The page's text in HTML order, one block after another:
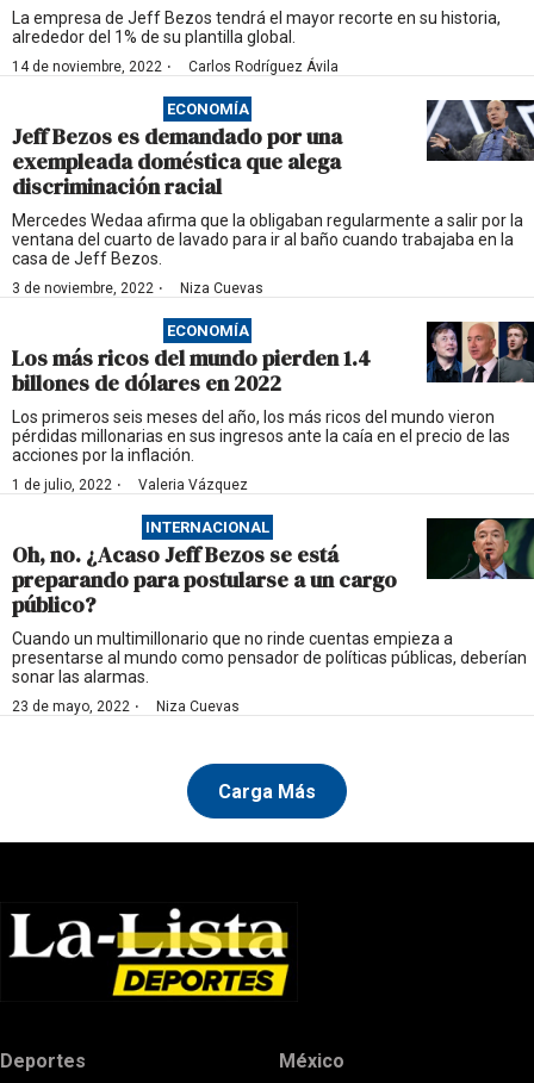
La empresa de Jeff Bezos tendrá el mayor recorte en su historia,
alrededor del 1% de su plantilla global.
14 de noviembre, 2022 · Carlos Rodríguez Ávila
ECONOMÍA
Jeff Bezos es demandado por una
exempleada doméstica que alega
discriminación racial
Mercedes Wedaa afirma que la obligaban regularmente a salir por la
ventana del cuarto de lavado para ir al baño cuando trabajaba en la
casa de Jeff Bezos.
3 de noviembre, 2022 · Niza Cuevas
ECONOMÍA
Los más ricos del mundo pierden 1.4
billones de dólares en 2022
Los primeros seis meses del año, los más ricos del mundo vieron
pérdidas millonarias en sus ingresos ante la caía en el precio de las
acciones por la inflación.
1 de julio, 2022 · Valeria Vázquez
INTERNACIONAL
Oh, no. ¿Acaso Jeff Bezos se está
preparando para postularse a un cargo
público?
Cuando un multimillonario que no rinde cuentas empieza a
presentarse al mundo como pensador de políticas públicas, deberían
sonar las alarmas.
23 de mayo, 2022 · Niza Cuevas
Carga Más
Deportes México